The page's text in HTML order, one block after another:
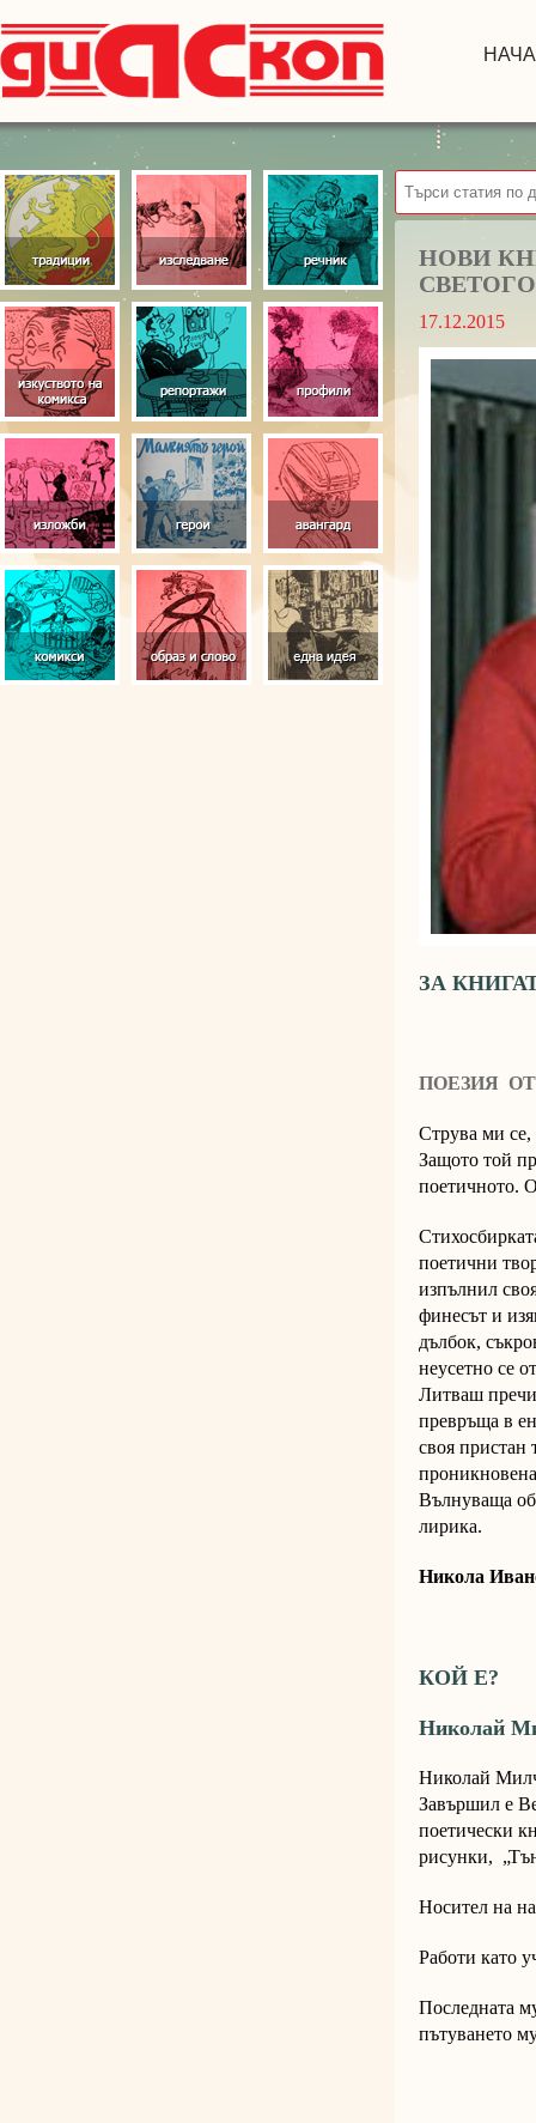
НОВИ
17.12.2015
ЗА
ПОЕЗИЯ
Струва ми
Защото той
поетичното.
поетични
изпълнил
финесът и
дълбок,
неусетно се
Литваш
превръща в
своя пристан
Вълнуваща
лирика.
Никола
КОЙ Е?
Николай
Николай
Завършил е
поетически
рисунки,
Носител на
Работи като
Последната
пътуването